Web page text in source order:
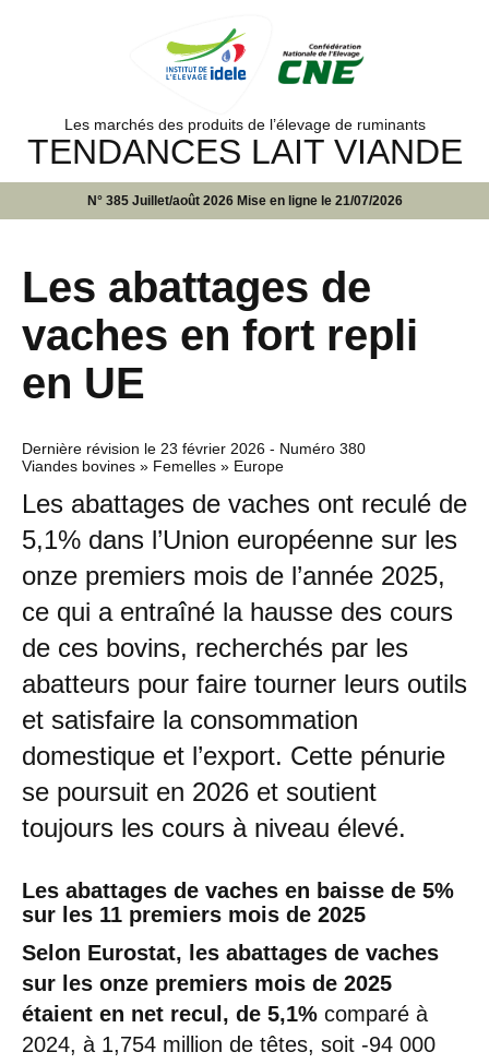
Les marchés des produits de l’élevage de ruminants
TENDANCES LAIT VIANDE
N° 385 Juillet/août 2026 Mise en ligne le 21/07/2026
Les abattages de
vaches en fort repli
en UE
Dernière révision le 23 février 2026 - Numéro 380
Viandes bovines » Femelles » Europe
Les abattages de vaches ont reculé de
5,1% dans l’Union européenne sur les
onze premiers mois de l’année 2025,
ce qui a entraîné la hausse des cours
de ces bovins, recherchés par les
abatteurs pour faire tourner leurs outils
et satisfaire la consommation
domestique et l’export. Cette pénurie
se poursuit en 2026 et soutient
toujours les cours à niveau élevé.
Les abattages de vaches en baisse de 5%
sur les 11 premiers mois de 2025
Selon Eurostat, les abattages de vaches
sur les onze premiers mois de 2025
étaient en net recul, de 5,1% comparé à
2024, à 1,754 million de têtes, soit -94 000